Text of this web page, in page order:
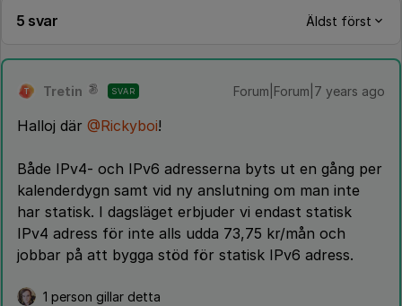
5 svar Äldst först
T Tretin SVAR Forum|Forum|7 years ago
Halloj där @Rickyboi!
Både IPv4- och IPv6 adresserna byts ut en gång per
kalenderdygn samt vid ny anslutning om man inte
har statisk. I dagsläget erbjuder vi endast statisk
IPv4 adress för inte alls udda 73,75 kr/mån och
jobbar på att bygga stöd för statisk IPv6 adress.
1 person gillar detta